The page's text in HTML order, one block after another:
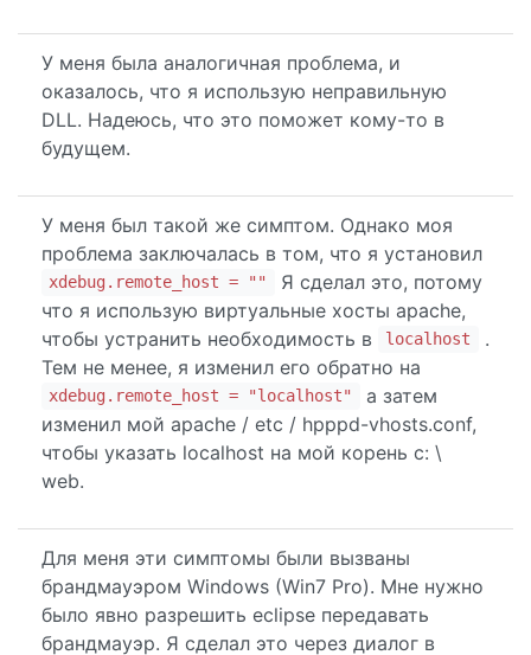
У меня была аналогичная проблема, и
оказалось, что я использую неправильную
DLL. Надеюсь, что это поможет кому-то в
будущем.
У меня был такой же симптом. Однако моя
проблема заключалась в том, что я установил
xdebug.remote_host = ""
Я сделал это, потому
что я использую виртуальные хосты apache,
чтобы устранить необходимость в
localhost
.
Тем не менее, я изменил его обратно на
xdebug.remote_host = "localhost"
а затем
изменил мой apache / etc / hpppd-vhosts.conf,
чтобы указать localhost на мой корень c: \
web.
Для меня эти симптомы были вызваны
брандмауэром Windows (Win7 Pro). Мне нужно
было явно разрешить eclipse передавать
брандмауэр. Я сделал это через диалог в